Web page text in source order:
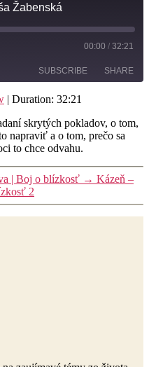
Žabenská
00:00 / 32:21
SUBSCRIBE SHARE
| Duration: 32:21
skrytých pokladov, o tom,
napraviť a o tom, prečo sa
to chce odvahu.
| Boj o blízkosť → Kázeň –
2